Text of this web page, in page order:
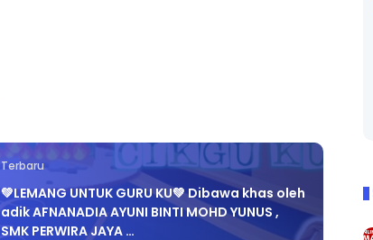
Terbaru
💚LEMANG UNTUK GURU KU💚 Dibawa khas oleh
adik AFNANADIA AYUNI BINTI MOHD YUNUS ,
SMK PERWIRA JAYA …